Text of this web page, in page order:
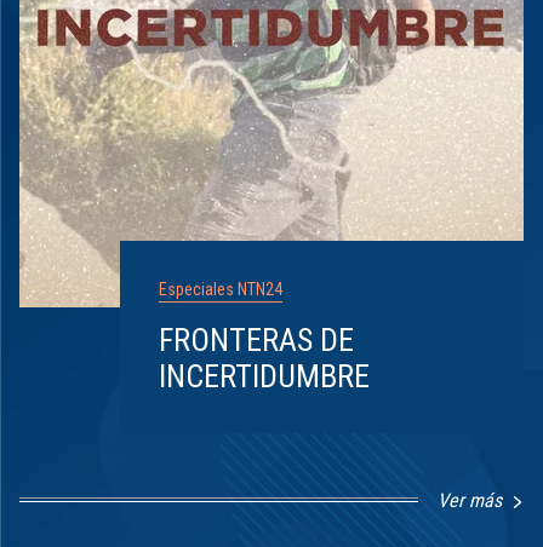
Especiales NTN24
FRONTERAS DE
INCERTIDUMBRE
Ver más